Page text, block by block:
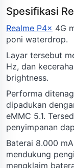
Spesifikasi
Realme P4x 4G
poni waterdrop.
Layar tersebut
Hz, dan
brightness.
Performa
dipadukan
eMMC 5.1.
penyimpanan
Baterai 8.000
mendukung
mengklaim